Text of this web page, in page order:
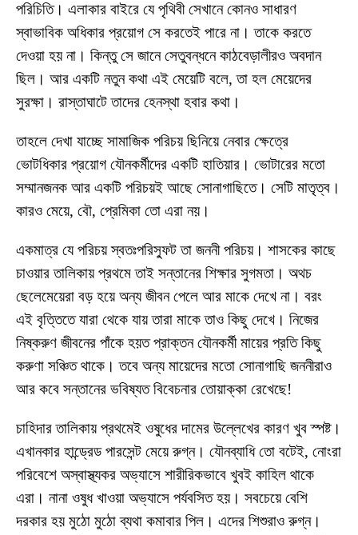
পরিচিতি। এলাকার বাইরে যে পৃথিবী সেখানে কোনও সাধারণ
স্বাভাবিক অধিকার প্রয়োগ সে করতেই পারে না। তাকে করতে
দেওয়া হয় না। কিন্তু সে জানে সেতুবন্ধনে কাঠবেড়ালীরও অবদান
ছিল। আর একটি নতুন কথা এই মেয়েটি বলে, তা হল মেয়েদের
সুরক্ষা। রাস্তাঘাটে তাদের হেনস্থা হবার কথা।
তাহলে দেখা যাচ্ছে সামাজিক পরিচয় ছিনিয়ে নেবার ক্ষেত্রে
ভোটধিকার প্রয়োগ যৌনকর্মীদের একটি হাতিয়ার। ভোটারের মতো
সম্মানজনক আর একটি পরিচয়ই আছে সোনাগাছিতে। সেটি মাতৃত্ব।
কারও মেয়ে, বৌ, প্রেমিকা তো এরা নয়।
একমাত্র যে পরিচয় স্বতঃপরিস্ফুট তা জননী পরিচয়। শাসকের কাছে
চাওয়ার তালিকায় প্রথমে তাই সন্তানের শিক্ষার সুগমতা। অথচ
ছেলেমেয়েরা বড় হয়ে অন্য জীবন পেলে আর মাকে দেখে না। বরং
এই বৃত্তিতে যারা থেকে যায় তারা মাকে তাও কিছু দেখে। নিজের
নিষ্করুণ জীবনের পাঁকে হয়ত প্রাক্তন যৌনকর্মী মায়ের প্রতি কিছু
করুণা সঞ্চিত থাকে। তবে অন্য মায়েদের মতো সোনাগাছি জননীরাও
আর কবে সন্তানের ভবিষ্যত বিবেচনার তোয়াক্কা রেখেছে!
চাহিদার তালিকায় প্রথমেই ওষুধের দামের উল্লেখের কারণ খুব স্পষ্ট।
এখানকার হান্ড্রেড পারসেন্ট মেয়ে রুগ্ন। যৌনব্যাধি তো বটেই, নোংরা
পরিবেশে অস্বাস্থ্যকর অভ্যাসে শারীরিকভাবে খুবই কাহিল থাকে
এরা। নানা ওষুধ খাওয়া অভ্যাসে পর্যবসিত হয়। সবচেয়ে বেশি
দরকার হয় মুঠো মুঠো ব্যথা কমাবার পিল। এদের শিশুরাও রুগ্ন।